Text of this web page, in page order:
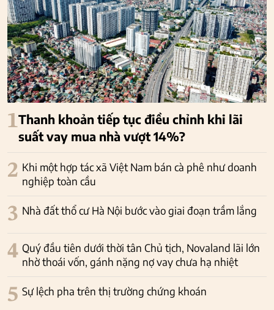
1Thanh khoản tiếp tục điều chỉnh khi lãi
suất vay mua nhà vượt 14%?
2 Khi một hợp tác xã Việt Nam bán cà phê như doanh
nghiệp toàn cầu
3 Nhà đất thổ cư Hà Nội bước vào giai đoạn trầm lắng
4 Quý đầu tiên dưới thời tân Chủ tịch, Novaland lãi lớn
nhờ thoái vốn, gánh nặng nợ vay chưa hạ nhiệt
5 Sự lệch pha trên thị trường chứng khoán